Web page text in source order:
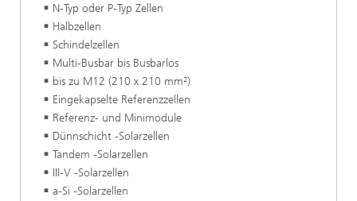
N-Typ oder P-Typ Zellen
Halbzellen
Schindelzellen
Multi-Busbar bis Busbarlos
bis zu M12 (210 x 210 mm²)
Eingekapselte Referenzzellen
Referenz- und Minimodule
Dünnschicht -Solarzellen
Tandem -Solarzellen
III-V -Solarzellen
a-Si -Solarzellen